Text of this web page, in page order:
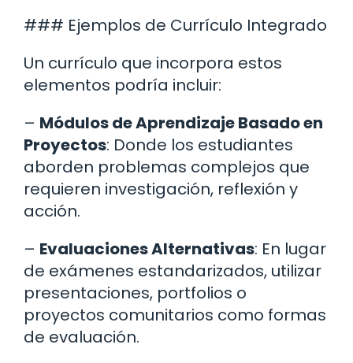
### Ejemplos de Currículo Integrado
Un currículo que incorpora estos
elementos podría incluir:
– Módulos de Aprendizaje Basado en
Proyectos: Donde los estudiantes
aborden problemas complejos que
requieren investigación, reflexión y
acción.
– Evaluaciones Alternativas: En lugar
de exámenes estandarizados, utilizar
presentaciones, portfolios o
proyectos comunitarios como formas
de evaluación.